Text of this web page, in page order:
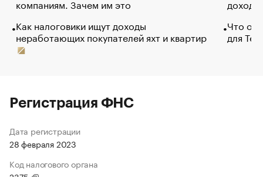
компаниям. Зачем им это
Как налоговики ищут доходы
неработающих покупателей яхт и квартир
Что
для
Регистрация ФНС
Дата регистрации
28 февраля 2023
Код налогового органа